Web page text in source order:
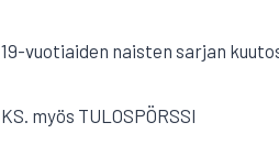
19-vuotiaiden naisten sarjan
KS. myös TULOSPÖRSSI